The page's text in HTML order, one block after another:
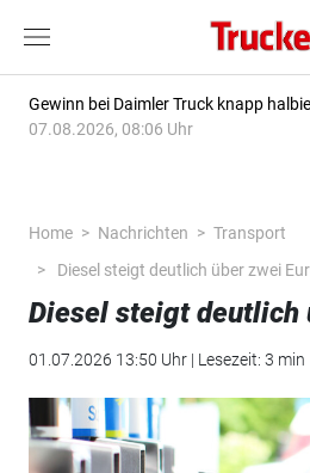
Gewinn bei Daimler Truck knapp
07.08.2026, 08:06 Uhr
Home Nachrichten
Transport
Diesel steigt deutlich über zwei
Diesel steigt deutlich
01.07.2026 13:50 Uhr | Lesezeit: 3 min